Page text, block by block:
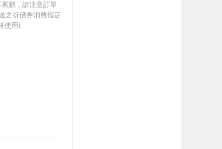
贈，請注意訂單
之折價券消費指定
使用)